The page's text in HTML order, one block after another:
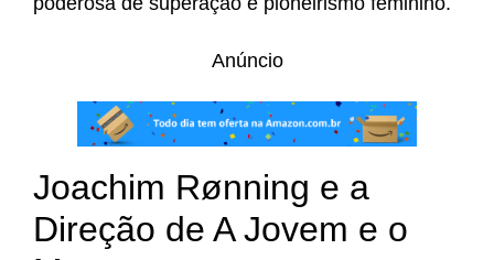
Anúncio
Joachim Rønning e a
Direção de A Jovem e o